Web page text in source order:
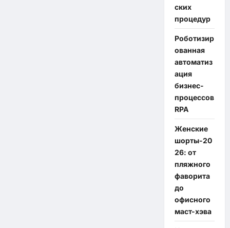
ских
процедур
Роботизир
ованная
автоматиз
ация
бизнес-
процессов
RPA
Женские
шорты-20
26: от
пляжного
фаворита
до
офисного
маст-хэва